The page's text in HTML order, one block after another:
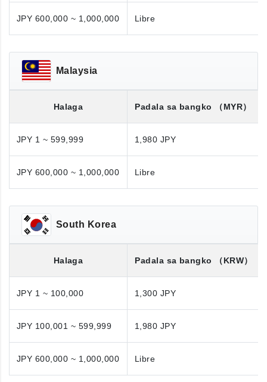
JPY 600,000 ~ 1,000,000 Libre
Malaysia
Halaga Padala sa bangko （MYR）
JPY 1 ~ 599,999 1,980 JPY
JPY 600,000 ~ 1,000,000 Libre
South Korea
Halaga Padala sa bangko （KRW）
JPY 1 ~ 100,000 1,300 JPY
JPY 100,001 ~ 599,999 1,980 JPY
JPY 600,000 ~ 1,000,000 Libre